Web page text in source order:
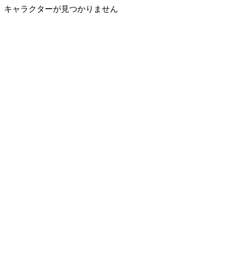
キャラクターが見つかりません